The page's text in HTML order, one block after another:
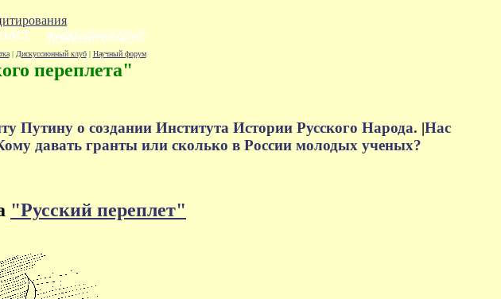
| Дискуссионный клуб| Научный форум
переплета"
Путину о создании Института Истории Русского Народа. |Нас
давать гранты или сколько в России молодых ученых?
"Русский переплет"